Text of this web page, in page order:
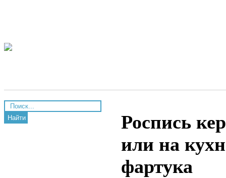
Найти
Роспись
или на
фартука